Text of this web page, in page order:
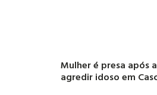
Mulher é presa após
agredir idoso em